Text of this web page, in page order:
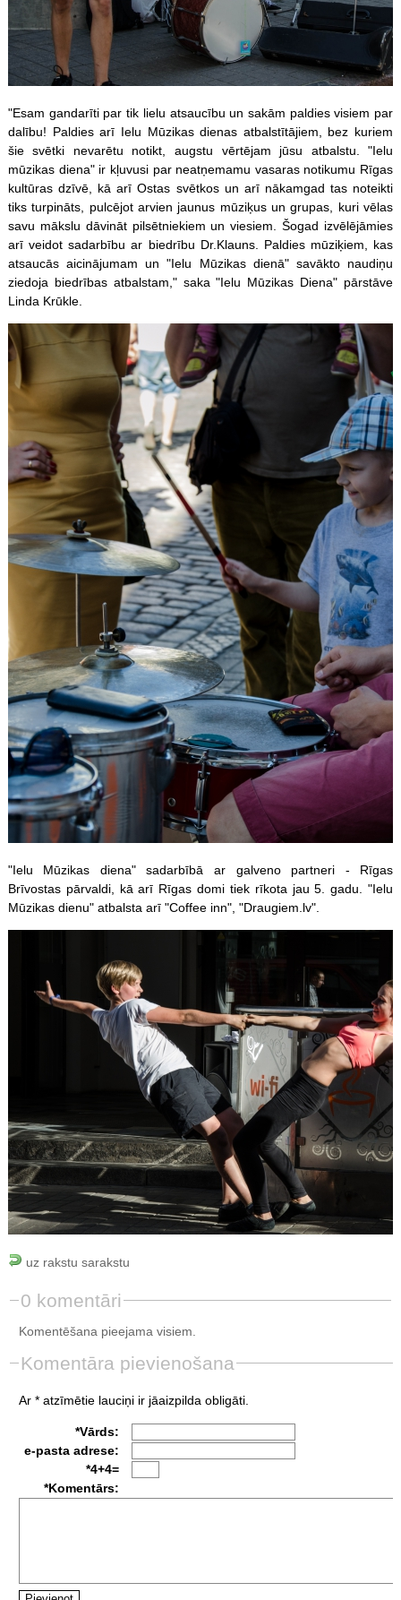
"Esam gandarīti par tik lielu atsaucību un sakām paldies visiem par
dalību! Paldies arī Ielu Mūzikas dienas atbalstītājiem, bez kuriem
šie svētki nevarētu notikt, augstu vērtējam jūsu atbalstu. "Ielu
mūzikas diena" ir kļuvusi par neatņemamu vasaras notikumu Rīgas
kultūras dzīvē, kā arī Ostas svētkos un arī nākamgad tas noteikti
tiks turpināts, pulcējot arvien jaunus mūziķus un grupas, kuri vēlas
savu mākslu dāvināt pilsētniekiem un viesiem. Šogad izvēlējāmies
arī veidot sadarbību ar biedrību Dr.Klauns. Paldies mūziķiem, kas
atsaucās aicinājumam un "Ielu Mūzikas dienā" savākto naudiņu
ziedoja biedrības atbalstam," saka "Ielu Mūzikas Diena" pārstāve
Linda Krūkle.
"Ielu Mūzikas diena" sadarbībā ar galveno partneri - Rīgas
Brīvostas pārvaldi, kā arī Rīgas domi tiek rīkota jau 5. gadu. "Ielu
Mūzikas dienu" atbalsta arī "Coffee inn", "Draugiem.lv".
uz rakstu sarakstu
0 komentāri
Komentēšana pieejama visiem.
Komentāra pievienošana
Ar * atzīmētie lauciņi ir jāaizpilda obligāti.
*Vārds:
e-pasta adrese:
*4+4=
*Komentārs: